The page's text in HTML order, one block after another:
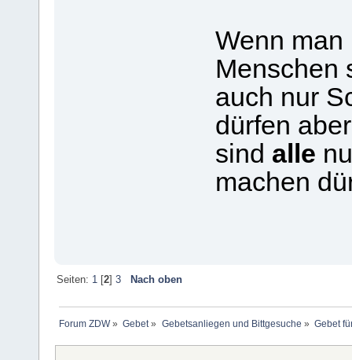
Wenn
Menschen
auch nur
dürfen
sind alle
machen
Seiten: 1 [2] 3 Nach oben
Forum ZDW» Gebet» Gebetsanliegen und Bittgesuche » Gebet